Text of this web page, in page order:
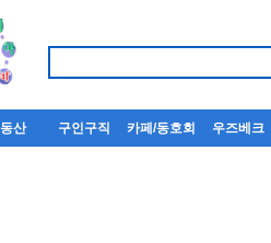
산 구인구직 카페/동호회 우즈베크